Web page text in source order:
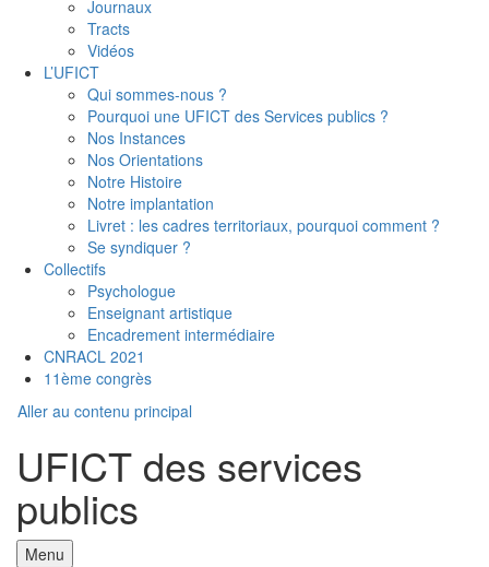
Journaux
Tracts
Vidéos
L’UFICT
Qui sommes-nous ?
Pourquoi une UFICT des Services publics ?
Nos Instances
Nos Orientations
Notre Histoire
Notre implantation
Livret : les cadres territoriaux, pourquoi comment ?
Se syndiquer ?
Collectifs
Psychologue
Enseignant artistique
Encadrement intermédiaire
CNRACL 2021
11ème congrès
Aller au contenu principal
UFICT des services
publics
Menu